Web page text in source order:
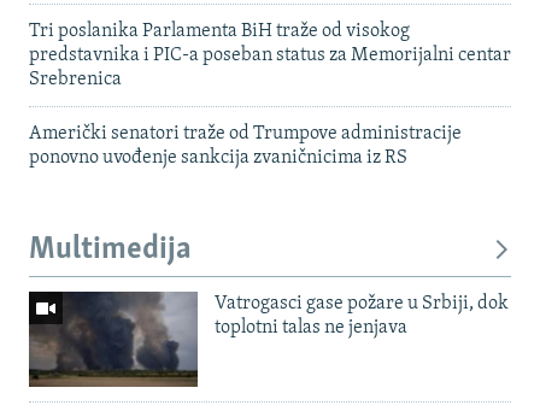
Tri poslanika Parlamenta BiH traže od visokog
predstavnika i PIC-a poseban status za Memorijalni centar
Srebrenica
Američki senatori traže od Trumpove administracije
ponovno uvođenje sankcija zvaničnicima iz RS
Multimedija
Vatrogasci gase požare u Srbiji, dok
toplotni talas ne jenjava